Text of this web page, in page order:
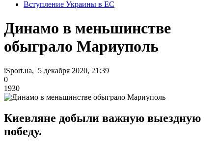
Вступление Украины в ЕС
Динамо в меньшинстве
обыграло Мариуполь
iSport.ua, 5 декабря 2020, 21:39
0
1930
Киевляне добыли важную выездную
победу.